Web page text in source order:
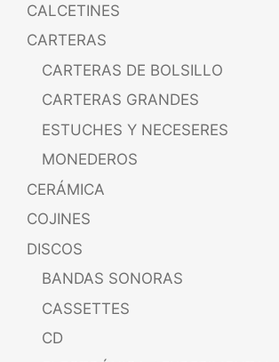
CALCETINES
CARTERAS
CARTERAS DE BOLSILLO
CARTERAS GRANDES
ESTUCHES Y NECESERES
MONEDEROS
CERÁMICA
COJINES
DISCOS
BANDAS SONORAS
CASSETTES
CD